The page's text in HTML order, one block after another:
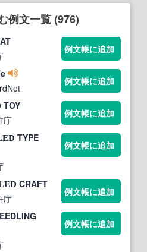
例文一覧 (976)
例文帳に追加
例文帳に追加
TOY
庁
例文帳に追加
TYPE
例文帳に追加
CRAFT
庁
例文帳に追加
例文帳に追加